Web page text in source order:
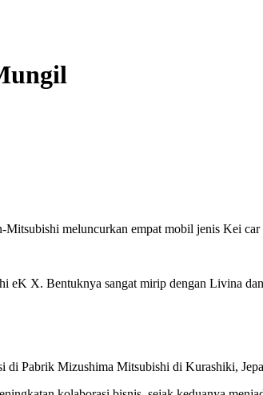
meluncurkan empat mobil jenis Kei car
eK X. Bentuknya sangat mirip dengan Livina
di Pabrik Mizushima Mitsubishi di Kurashiki,